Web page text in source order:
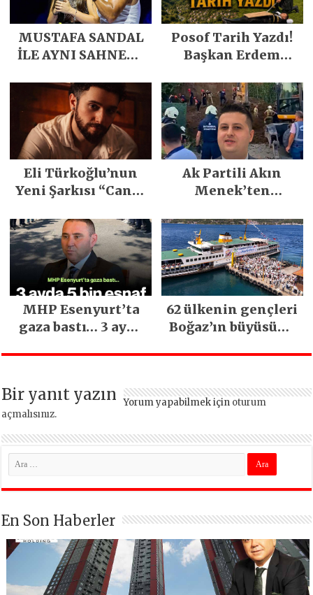
MUSTAFA SANDAL
İLE AYNI SAHNEDE
Posof Tarih Yazdı!
Başkan Erdem
Emeğiyle Son
Yılların En Büyük
Festivali
Gerçekleşti
Eli Türkoğlu’nun
Yeni Şarkısı “Canın
İlgi Gördü!..
Ak Partili Akın
Menek’ten
heyelan sonrası
kritik uyarı
MHP Esenyurt’ta
gaza bastı… 3 ayda
edildi
62 ülkenin gençleri
Boğaz’ın büyüsüne
Bir yanıt yazın Yorum yapabilmek için oturum
açmalısınız.
En Son Haberler